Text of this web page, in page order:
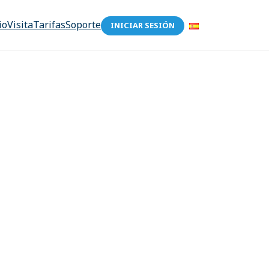
VisitaTarifasSoporte INICIAR SESIÓN